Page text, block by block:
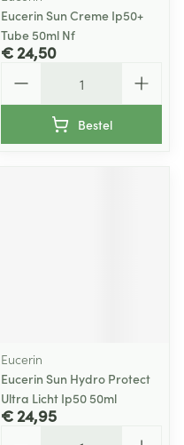
Eucerin Sun Creme Ip50+
Tube 50ml Nf
€ 24,50
Bestel
Eucerin
Eucerin Sun Hydro Protect
Ultra Licht Ip50 50ml
€ 24,95